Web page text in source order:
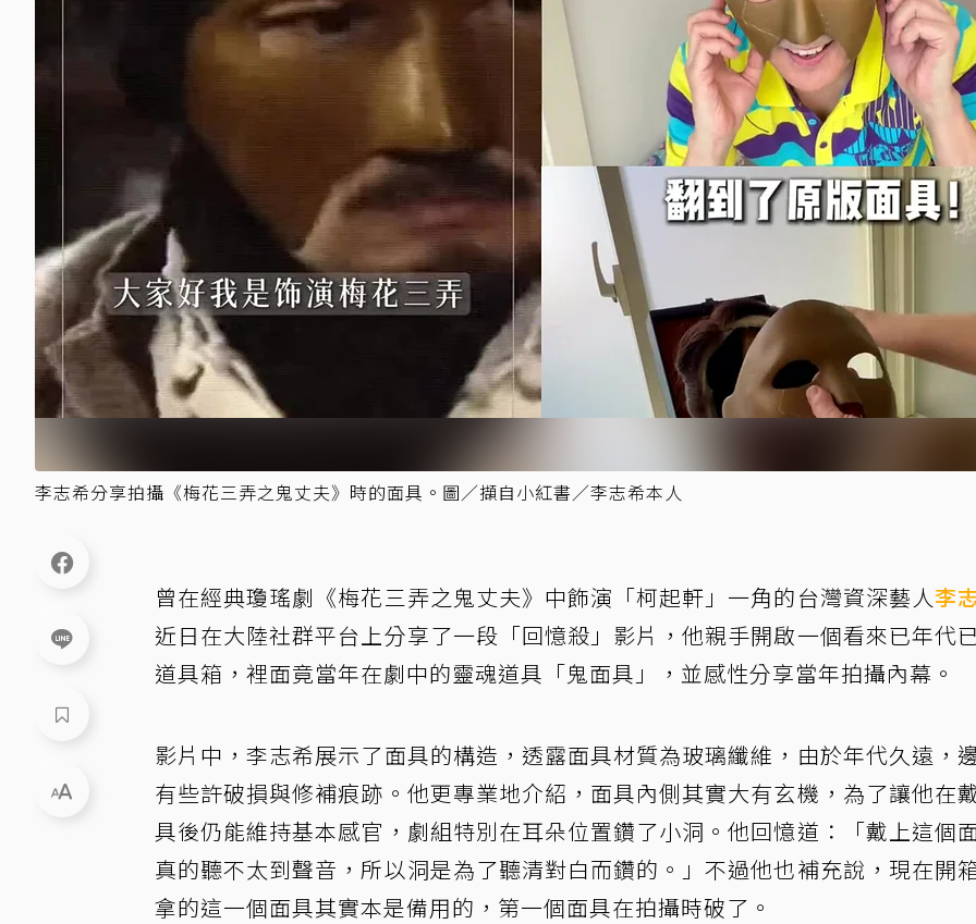
李志希分享拍攝《梅花三弄之鬼丈夫》時的面具。圖／擷自小紅書／李志希本人
曾在經典瓊瑤劇《梅花三弄之鬼丈夫》中飾演「柯起軒」一角的台灣資深藝人李
近日在大陸社群平台上分享了一段「回憶殺」影片，他親手開啟一個看來已年代
道具箱，裡面竟當年在劇中的靈魂道具「鬼面具」，並感性分享當年拍攝內幕。
影片中，李志希展示了面具的構造，透露面具材質為玻璃纖維，由於年代久遠，
有些許破損與修補痕跡。他更專業地介紹，面具內側其實大有玄機，為了讓他在
具後仍能維持基本感官，劇組特別在耳朵位置鑽了小洞。他回憶道：「戴上這個
真的聽不太到聲音，所以洞是為了聽清對白而鑽的。」不過他也補充說，現在開
拿的這一個面具其實本是備用的，第一個面具在拍攝時破了。